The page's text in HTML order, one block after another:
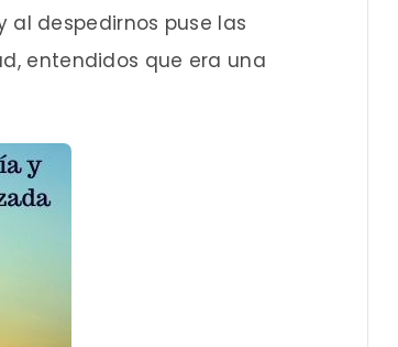
al despedirnos puse las
entendidos que era una